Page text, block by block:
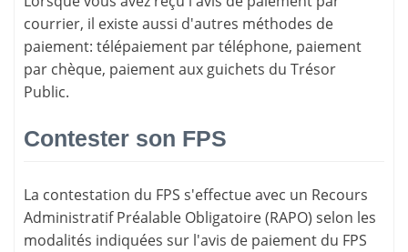
courrier, il existe aussi d'autres méthodes de
paiement: télépaiement par téléphone, paiement
par chèque, paiement aux guichets du Trésor
Public.
Contester son FPS
La contestation du FPS s'effectue avec un Recours
Administratif Préalable Obligatoire (RAPO) selon les
modalités indiquées sur l'avis de paiement du FPS